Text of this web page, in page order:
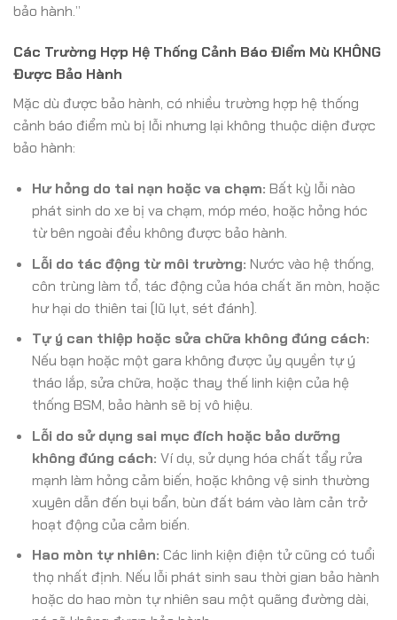
bảo hành.”
Các Trường Hợp Hệ Thống Cảnh Báo Điểm Mù KHÔNG
Được Bảo Hành
Mặc dù được bảo hành, có nhiều trường hợp hệ thống
cảnh báo điểm mù bị lỗi nhưng lại không thuộc diện được
bảo hành:
Hư hỏng do tai nạn hoặc va chạm: Bất kỳ lỗi nào
phát sinh do xe bị va chạm, móp méo, hoặc hỏng hóc
từ bên ngoài đều không được bảo hành.
Lỗi do tác động từ môi trường: Nước vào hệ thống,
côn trùng làm tổ, tác động của hóa chất ăn mòn, hoặc
hư hại do thiên tai (lũ lụt, sét đánh).
Tự ý can thiệp hoặc sửa chữa không đúng cách:
Nếu bạn hoặc một gara không được ủy quyền tự ý
tháo lắp, sửa chữa, hoặc thay thế linh kiện của hệ
thống BSM, bảo hành sẽ bị vô hiệu.
Lỗi do sử dụng sai mục đích hoặc bảo dưỡng
không đúng cách: Ví dụ, sử dụng hóa chất tẩy rửa
mạnh làm hỏng cảm biến, hoặc không vệ sinh thường
xuyên dẫn đến bụi bẩn, bùn đất bám vào làm cản trở
hoạt động của cảm biến.
Hao mòn tự nhiên: Các linh kiện điện tử cũng có tuổi
thọ nhất định. Nếu lỗi phát sinh sau thời gian bảo hành
hoặc do hao mòn tự nhiên sau một quãng đường dài,